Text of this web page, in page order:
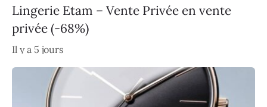
Lingerie Etam – Vente Privée en vente
privée (-68%)
Il y a 5 jours